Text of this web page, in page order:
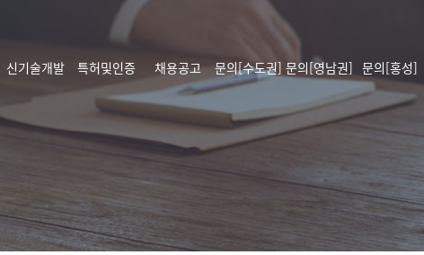
신기술개발 특허및인증 채용공고 문의[수도권] 문의[영남권] 문의[홍성]